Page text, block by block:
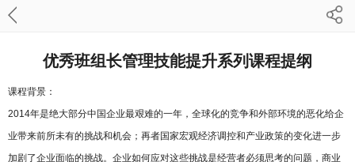
优秀班组长管理技能提升系列课程提纲
课程背景：
2014年是绝大部分中国企业最艰难的一年，全球化的竞争和外部环境的恶化给企
业带来前所未有的挑战和机会；再者国家宏观经济调控和产业政策的变化进一步
加剧了企业面临的挑战。企业如何应对这些挑战是经营者必须思考的问题，商业